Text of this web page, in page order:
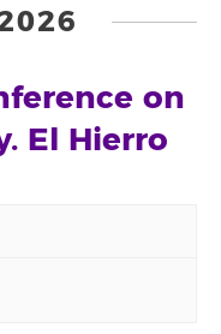
on
El Hierro